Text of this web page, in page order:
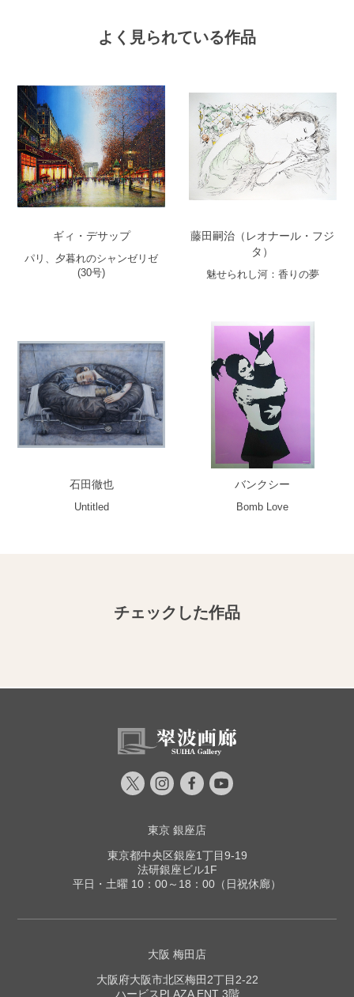
よく見られている作品
ギィ・デサップ
パリ、夕暮れのシャンゼリゼ
(30号)
藤田嗣治（レオナール・フジ
タ）
魅せられし河：香りの夢
石田徹也
Untitled
バンクシー
Bomb Love
チェックした作品
東京 銀座店
東京都中央区銀座1丁目9-19
法研銀座ビル1F
平日・土曜 10：00～18：00（日祝休廊）
大阪 梅田店
大阪府大阪市北区梅田2丁目2-22
ハービスPLAZA ENT 3階